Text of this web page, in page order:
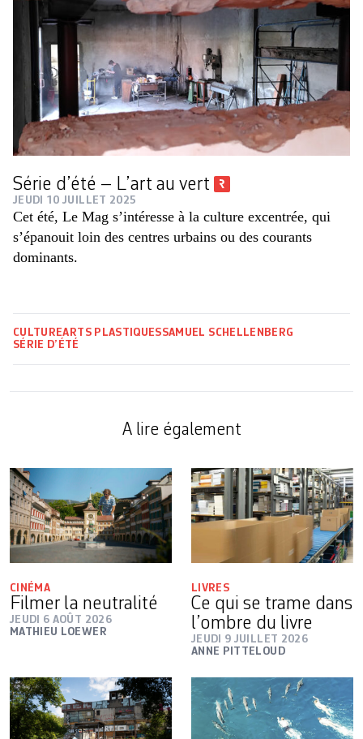
Série d’été – L’art au vert
JEUDI 10 JUILLET 2025
Cet été, Le Mag s’intéresse à la culture excentrée, qui
s’épanouit loin des centres urbains ou des courants
dominants.
CULTUREARTS PLASTIQUESSAMUEL SCHELLENBERG
SÉRIE D’ÉTÉ
A lire également
CINÉMA
Filmer la neutralité
JEUDI 6 AOÛT 2026
MATHIEU LOEWER
LIVRES
Ce qui se trame dans
l’ombre du livre
JEUDI 9 JUILLET 2026
ANNE PITTELOUD